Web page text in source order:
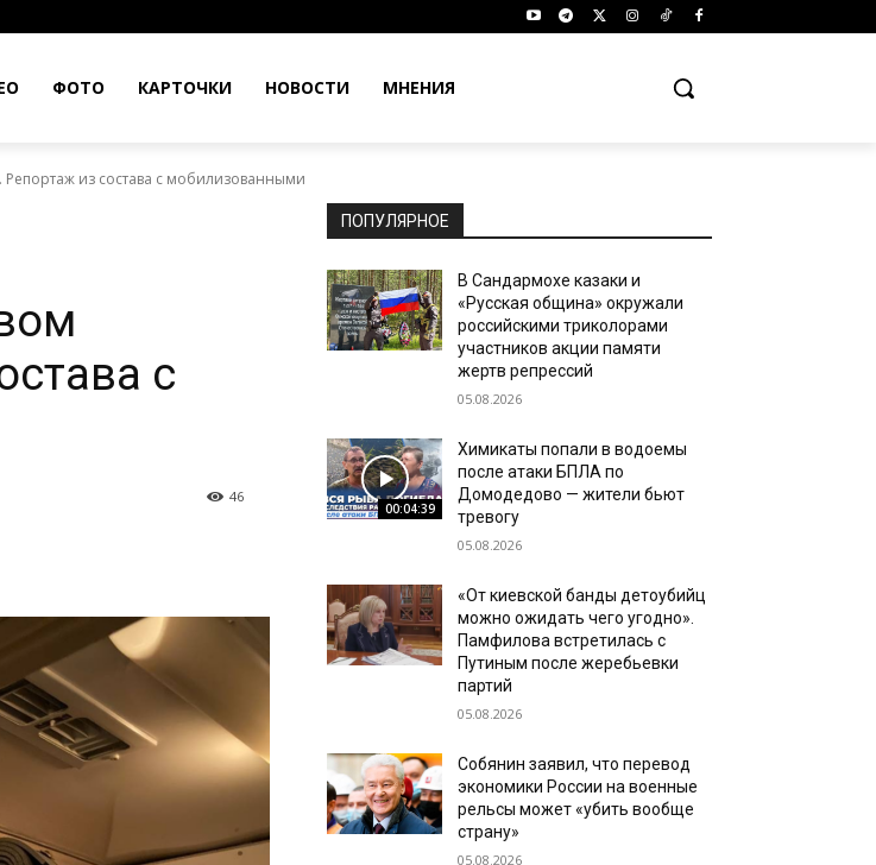
ФОТО КАРТОЧКИ НОВОСТИ МНЕНИЯ
из состава с мобилизованными
с
46
ПОПУЛЯРНОЕ
В Сандармохе казаки и
«Русская община» окружали
российскими триколорами
участников акции памяти
жертв репрессий
05.08.2026
00:04:39
Химикаты попали в водоемы
после атаки БПЛА по
Домодедово — жители бьют
тревогу
05.08.2026
«От киевской банды детоубийц
можно ожидать чего угодно».
Памфилова встретилась с
Путиным после жеребьевки
партий
05.08.2026
Собянин заявил, что перевод
экономики России на военные
рельсы может «убить вообще
страну»
05.08.2026